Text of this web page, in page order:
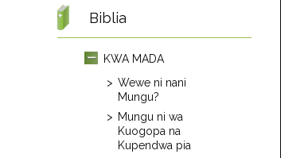
Biblia
KWA MADA
Wewe ni nani
Mungu?
Mungu ni wa
Kuogopa na
Kupendwa pia